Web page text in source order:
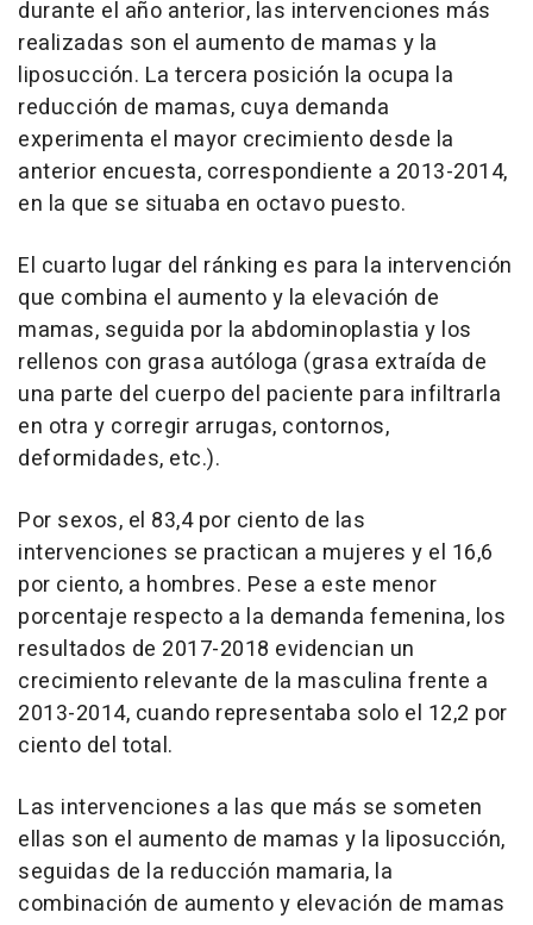
durante el año anterior, las intervenciones más
realizadas son el aumento de mamas y la
liposucción. La tercera posición la ocupa la
reducción de mamas, cuya demanda
experimenta el mayor crecimiento desde la
anterior encuesta, correspondiente a 2013-2014,
en la que se situaba en octavo puesto.
El cuarto lugar del ránking es para la intervención
que combina el aumento y la elevación de
mamas, seguida por la abdominoplastia y los
rellenos con grasa autóloga (grasa extraída de
una parte del cuerpo del paciente para infiltrarla
en otra y corregir arrugas, contornos,
deformidades, etc.).
Por sexos, el 83,4 por ciento de las
intervenciones se practican a mujeres y el 16,6
por ciento, a hombres. Pese a este menor
porcentaje respecto a la demanda femenina, los
resultados de 2017-2018 evidencian un
crecimiento relevante de la masculina frente a
2013-2014, cuando representaba solo el 12,2 por
ciento del total.
Las intervenciones a las que más se someten
ellas son el aumento de mamas y la liposucción,
seguidas de la reducción mamaria, la
combinación de aumento y elevación de mamas